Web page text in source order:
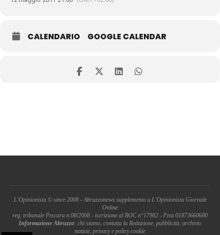
CALENDARIO GOOGLE CALENDAR
L'Opinionista © since 2008 - Abruzzonews supplemento a L'Opinionista Giornale
Online
reg. tribunale Pescara n.08/2008 - iscrizione al ROC n°17982 - P.iva 01873660680
Informazione Abruzzo: chi siamo, contatta la Redazione, pubblicità, archivio
notizie, privacy e policy cookie